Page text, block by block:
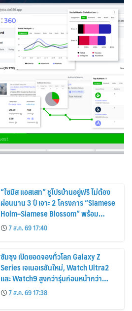
“ไซมิส แอสเสท” ชูโปรบ้านอยู่ฟรี ไม่ต้อง
ผ่อนนาน 3 ปี เจาะ 2 โครงการ “Siamese
Holm–Siamese Blossom” พร้อม
ส่วนลดและสิทธิพิเศษถึง 31 สิงหาคม
2569
7 ส.ค. 69 17:40
ซัมซุง เปิดยอดจองทั่วโลก Galaxy Z
Series เจเนอเรชันใหม่, Watch Ultra2
และ Watch9 สูงกว่ารุ่นก่อนหน้ากว่า
30%7 ส.ค. 69 17:38